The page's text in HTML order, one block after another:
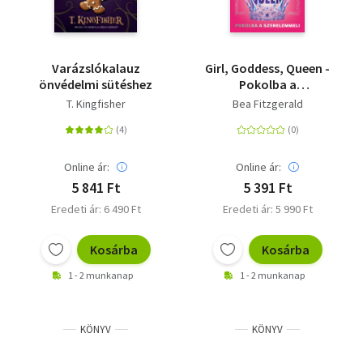
Varázslókalauz
önvédelmi sütéshez
T. Kingfisher
Online ár:
5 841 Ft
Eredeti ár: 6 490 Ft
Kosárba
1 - 2 munkanap
Girl, Goddess, Queen -
Pokolba a
szerelemmel
Bea Fitzgerald
Online ár:
5 391 Ft
Eredeti ár: 5 990 Ft
Kosárba
1 - 2 munkanap
KÖNYV KÖNYV